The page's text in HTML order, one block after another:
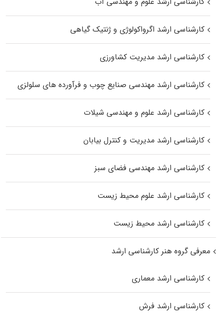
کارشناسی ارشد اگرواکولوژی و ژنتیک گیاهی
کارشناسی ارشد مدیریت کشاورزی
کارشناسی ارشد مهندسی صنایع چوب و فرآورده‌ های سلولزی
کارشناسی ارشد علوم و مهندسی شیلات
کارشناسی ارشد مدیریت و کنترل بیابان
کارشناسی ارشد مهندسی فضای سبز
کارشناسی ارشد علوم محیط‌ زیست
کارشناسی ارشد محیط زیست
معرفی گروه هنر کارشناسی ارشد
کارشناسی ارشد معماری
کارشناسی ارشد فرش